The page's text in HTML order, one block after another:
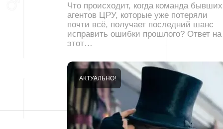
Что происходит, когда команда бывших
агентов ЦРУ, которые уже потеряли
почти всё, получает последний шанс
исправить ошибки прошлого? Ответ на
этот…
АКТУАЛЬНО!